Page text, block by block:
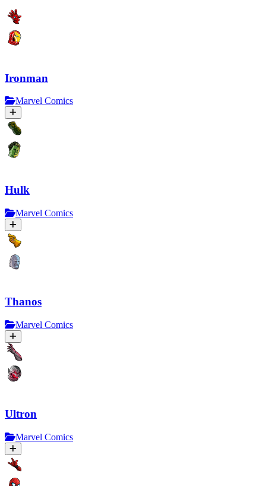
Ironman
Marvel Comics
Hulk
Marvel Comics
Thanos
Marvel Comics
Ultron
Marvel Comics